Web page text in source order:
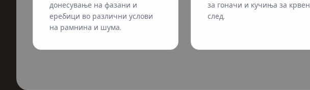
донесување на фазани и
еребици во различни услови
на рамнина и шума.
за гоначи и кучиња за крвен
след.